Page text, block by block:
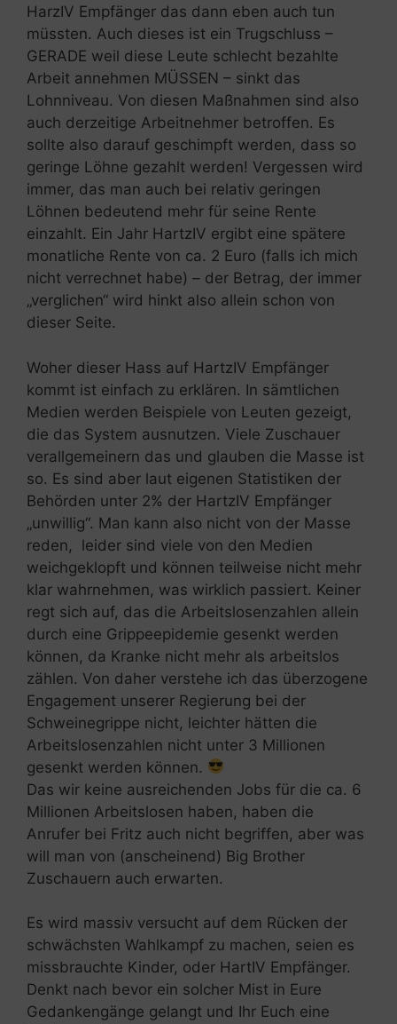
HarzIV Empfänger das dann eben auch tun
müssten. Auch dieses ist ein Trugschluss –
GERADE weil diese Leute schlecht bezahlte
Arbeit annehmen MÜSSEN – sinkt das
Lohnniveau. Von diesen Maßnahmen sind also
auch derzeitige Arbeitnehmer betroffen. Es
sollte also darauf geschimpft werden, dass so
geringe Löhne gezahlt werden! Vergessen wird
immer, das man auch bei relativ geringen
Löhnen bedeutend mehr für seine Rente
einzahlt. Ein Jahr HartzIV ergibt eine spätere
monatliche Rente von ca. 2 Euro (falls ich mich
nicht verrechnet habe) – der Betrag, der immer
„verglichen“ wird hinkt also allein schon von
dieser Seite.
Woher dieser Hass auf HartzIV Empfänger
kommt ist einfach zu erklären. In sämtlichen
Medien werden Beispiele von Leuten gezeigt,
die das System ausnutzen. Viele Zuschauer
verallgemeinern das und glauben die Masse ist
so. Es sind aber laut eigenen Statistiken der
Behörden unter 2% der HartzIV Empfänger
„unwillig“. Man kann also nicht von der Masse
reden, leider sind viele von den Medien
weichgeklopft und können teilweise nicht mehr
klar wahrnehmen, was wirklich passiert. Keiner
regt sich auf, das die Arbeitslosenzahlen allein
durch eine Grippeepidemie gesenkt werden
können, da Kranke nicht mehr als arbeitslos
zählen. Von daher verstehe ich das überzogene
Engagement unserer Regierung bei der
Schweinegrippe nicht, leichter hätten die
Arbeitslosenzahlen nicht unter 3 Millionen
gesenkt werden können.
Das wir keine ausreichenden Jobs für die ca. 6
Millionen Arbeitslosen haben, haben die
Anrufer bei Fritz auch nicht begriffen, aber was
will man von (anscheinend) Big Brother
Zuschauern auch erwarten.
Es wird massiv versucht auf dem Rücken der
schwächsten Wahlkampf zu machen, seien es
missbrauchte Kinder, oder HartIV Empfänger.
Denkt nach bevor ein solcher Mist in Eure
Gedankengänge gelangt und Ihr Euch eine